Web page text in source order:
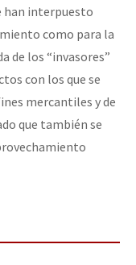
han interpuesto
como para la
de los “invasores”
con los que se
mercantiles y de
que también se